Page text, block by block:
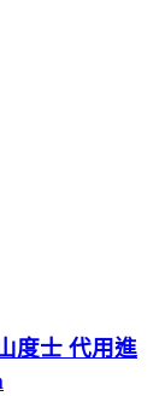
度士 代用進